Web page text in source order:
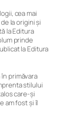
cea mai
la origini și
la Editura
prinde
la Editura
în primăvara
stilului
care-și
am fost și îl